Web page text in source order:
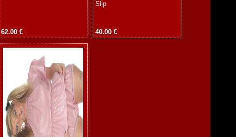
62.00 €
Slip
40.00 €